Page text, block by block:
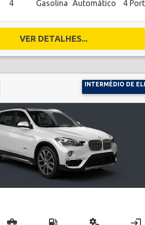
4 Gasolina Automático 4
VER DETALHES...
INTERMÉDIO DE